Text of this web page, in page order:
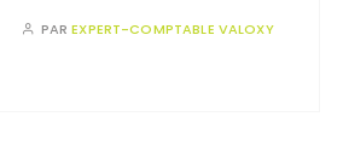
PAREXPERT-COMPTABLE VALOXY